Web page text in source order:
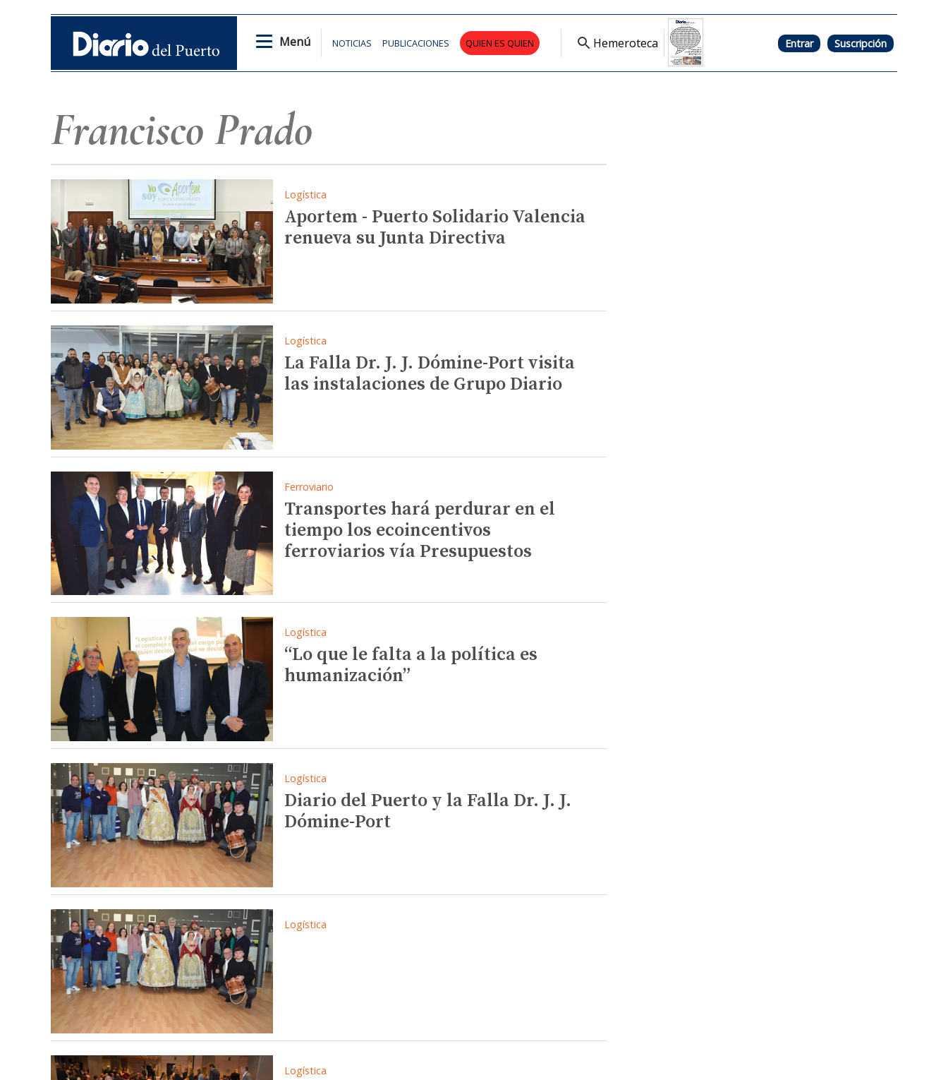
Menú NOTICIAS PUBLICACIONES QUIEN ES QUIEN Hemeroteca Entrar Suscripción
Francisco Prado
Logística
Aportem - Puerto Solidario Valencia
renueva su Junta Directiva
Logística
La Falla Dr. J. J. Dómine-Port visita
las instalaciones de Grupo Diario
Ferroviario
Transportes hará perdurar en el
tiempo los ecoincentivos
ferroviarios vía Presupuestos
Logística
“Lo que le falta a la política es
humanización”
Logística
Diario del Puerto y la Falla Dr. J. J.
Dómine-Port
Logística
Logística